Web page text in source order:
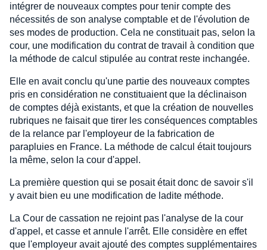
intégrer de nouveaux comptes pour tenir compte des
nécessités de son analyse comptable et de l'évolution de
ses modes de production. Cela ne constituait pas, selon la
cour, une modification du contrat de travail à condition que
la méthode de calcul stipulée au contrat reste inchangée.
Elle en avait conclu qu'une partie des nouveaux comptes
pris en considération ne constituaient que la déclinaison
de comptes déjà existants, et que la création de nouvelles
rubriques ne faisait que tirer les conséquences comptables
de la relance par l'employeur de la fabrication de
parapluies en France. La méthode de calcul était toujours
la même, selon la cour d'appel.
La première question qui se posait était donc de savoir s'il
y avait bien eu une modification de ladite méthode.
La Cour de cassation ne rejoint pas l'analyse de la cour
d'appel, et casse et annule l'arrêt. Elle considère en effet
que l'employeur avait ajouté des comptes supplémentaires